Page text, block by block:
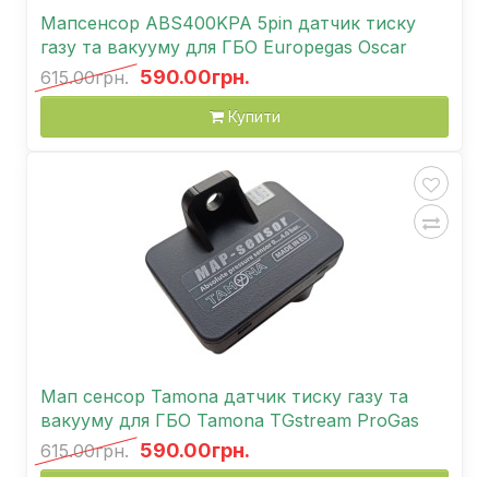
Мапсенсор ABS400KPA 5pin датчик тиску
газу та вакууму для ГБО Europegas Oscar
615.00грн. 590.00грн.
Купити
Мап сенсор Tamona датчик тиску газу та
вакууму для ГБО Tamona TGstream ProGas
615.00грн. 590.00грн.